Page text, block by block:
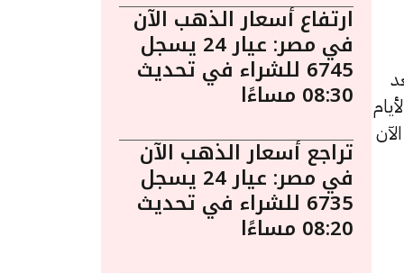
يُعد
ارتفاع أسعار الذهب الآن
في مصر: عيار 24 يسجل
6745 للشراء في تحديث
08:30 مساءًا
تراجع أسعار الذهب الآن
في مصر: عيار 24 يسجل
6735 للشراء في تحديث
08:20 مساءًا